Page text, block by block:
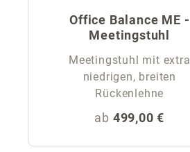
Office Balance ME -
Meetingstuhl
Meetingstuhl mit extra
niedrigen, breiten
Rückenlehne
Regulärer Preis:
ab 499,00 €